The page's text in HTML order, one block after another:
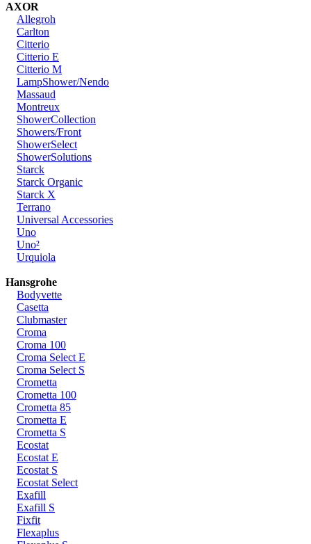
AXOR
Allegroh
Carlton
Citterio
Citterio E
Citterio M
LampShower/Nendo
Massaud
Montreux
ShowerCollection
Showers/Front
ShowerSelect
ShowerSolutions
Starck
Starck Organic
Starck X
Terrano
Universal Accessories
Uno
Uno²
Urquiola
Hansgrohe
Bodyvette
Casetta
Clubmaster
Croma
Croma 100
Croma Select E
Croma Select S
Crometta
Crometta 100
Crometta 85
Crometta E
Crometta S
Ecostat
Ecostat E
Ecostat S
Ecostat Select
Exafill
Exafill S
Fixfit
Flexaplus